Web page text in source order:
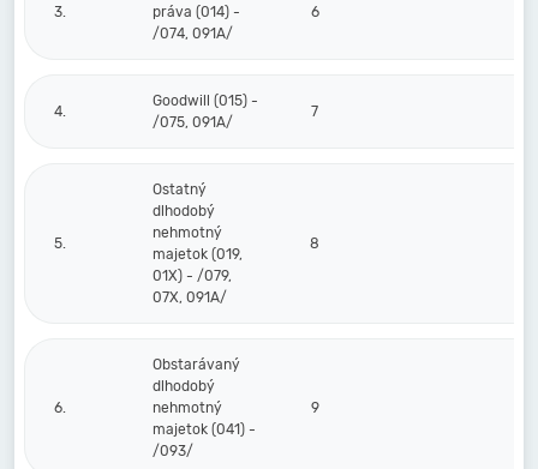
3.
práva (014) -
/074, 091A/
6
4.
Goodwill (015) -
/075, 091A/
7
5.
Ostatný
dlhodobý
nehmotný
majetok (019,
01X) - /079,
07X, 091A/
8
6.
Obstarávaný
dlhodobý
nehmotný
majetok (041) -
/093/
9